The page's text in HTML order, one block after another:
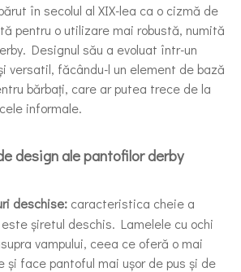
în secolul al XIX-lea ca o cizmă de
pentru o utilizare mai robustă, numită
Designul său a evoluat într-un
versatil, făcându-l un element de bază
bărbați, care ar putea trece de la
informale.
design ale pantofilor derby
deschise: caracteristica cheie a
șiretul deschis. Lamelele cu ochi
vampului, ceea ce oferă o mai
și face pantoful mai ușor de pus și de